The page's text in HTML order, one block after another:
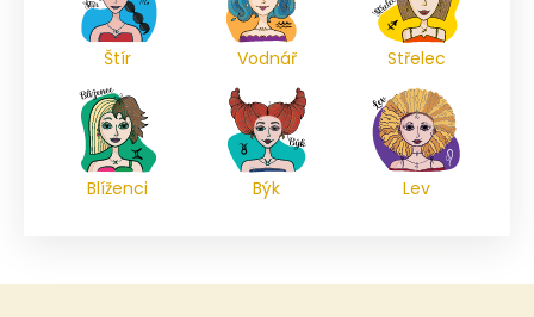
Štír Vodnář Střelec
Blíženci Býk Lev